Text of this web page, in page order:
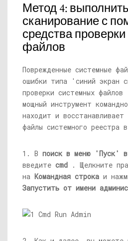
Метод 4: выполнить
сканирование с
средства
файлов
Поврежденные системные
ошибки типа 'синий экран
проверки системных
мощный инструмент
находит и восстанавливает
файлы системного реестра
1. В поиск в меню 'Пуск' в
введите cmd . Щелкните
на Командная строка и
Запустить от имени